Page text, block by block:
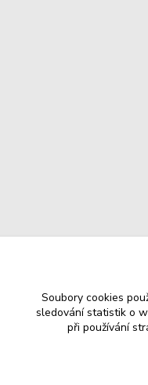
Soubory cookies
sledování statistik o
při používání